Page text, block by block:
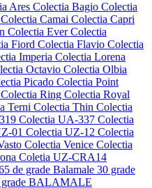
Ares Colectia Bagio Colectia
Colectia Camai Colectia Capri
Colectia EverColectia
Fiord Colectia Flavio Colectia
Imperia Colectia Lorena
Octavio Colectia Olbia
Picado Colectia Point
Colectia Ring Colectia Royal
Terni Colectia Thin Colectia
Colectia UA-337 Colectia
01 Colectia UZ-12 Colectia
Colectia Venice Colectia
Coletia UZ-CRA14
de grade Balamale 30 grade
BALAMALE